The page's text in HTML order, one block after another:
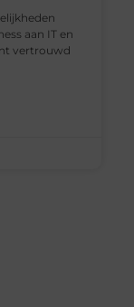
aan IT en
vertrouwd